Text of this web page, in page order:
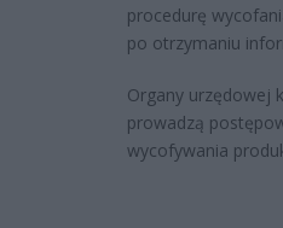
procedurę
po otrzymaniu
Organy urzędowej
prowadzą
wycofywania